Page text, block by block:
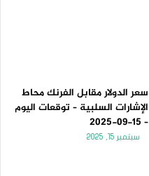
سعر الدولار مقابل الفرنك محاط
الإشارات السلبية – توقعات اليوم
– 15-09-2025
سبتمبر 15, 2025